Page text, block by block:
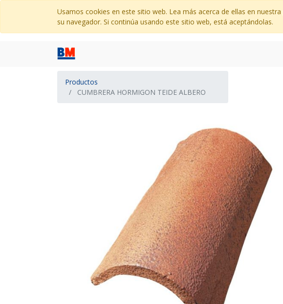
Usamos cookies en este sitio web. Lea más acerca de ellas en nuestra
su navegador. Si continúa usando este sitio web, está aceptándolas.
Productos
CUMBRERA HORMIGON TEIDE ALBERO